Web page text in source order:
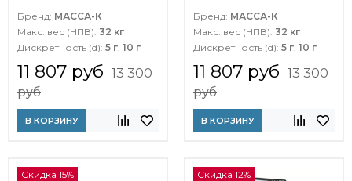
Бренд: МАССА-К
Макс. вес (НПВ): 32 кг
Дискретность (d): 5 г, 10 г
11 807 руб 13 300
руб
В КОРЗИНУ
Бренд: МАССА-К
Макс. вес (НПВ): 32 кг
Дискретность (d): 5 г, 10 г
11 807 руб 13 300
руб
В КОРЗИНУ
Скидка 15% Скидка 12%